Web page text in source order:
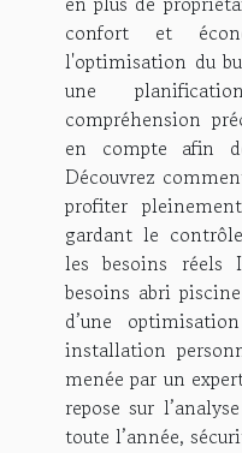
confort et
l'optimisation du
une
compréhension
en compte afin
Découvrez
profiter
gardant le
les besoins réels
besoins abri
d’une
installation
menée par un
repose sur
toute l’année,